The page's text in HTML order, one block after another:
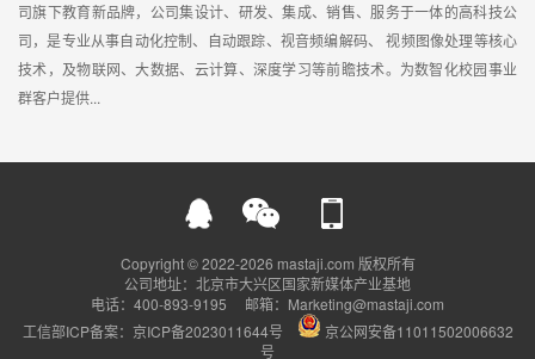
司旗下教育新品牌，公司集设计、研发、集成、销售、服务于一体的高科技公
司，是专业从事自动化控制、自动跟踪、视音频编解码、 视频图像处理等核心
技术，及物联网、大数据、云计算、深度学习等前瞻技术。为数智化校园事业
群客户提供...
Copyright © 2022-2026 mastaji.com 版权所有
公司地址：北京市大兴区国家新媒体产业基地
电话：400-893-9195 邮箱：Marketing@mastaji.com
工信部ICP备案： 京ICP备2023011644号
京公网安备11011502006632
号